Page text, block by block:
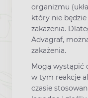
organizmu
który nie będzie
zakażenia.
Advagraf,
zakażenia.
Mogą wystąpić
w tym reakcje
czasie